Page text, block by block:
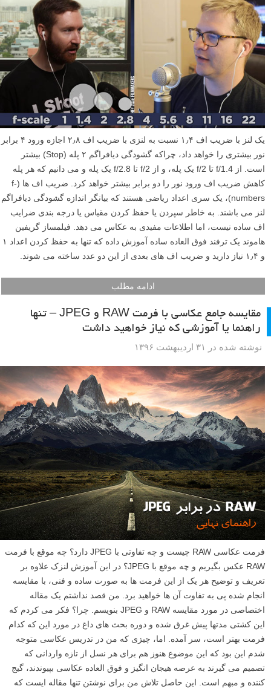
یک لنز با ضریب اف ۱٫۴ نسبت به لنزی با ضریب اف ۲٫۸ اجازه ورود ۴ برابر
نور بیشتری را خواهد داد، چراکه گشودگی دیافراگم ۲ پله (Stop) بیشتر
است. از f/1.4 تا f/2 یک پله، و از f/2 تا f/2.8 یک پله و می دانیم که هر پله
کاهش ضریب اف ورود نور را دو برابر بیشتر خواهد کرد. ضریب اف ها (f-
numbers)، یک سری اعداد ریاضی هستند که بیانگر اندازه گشودگی دیافراگم
لنز می باشند. به خاطر سپردن یا حفظ کردن مقیاس یا درجه بندی ضرایب
اف ساده نیست، اما اطلاعات مفیدی به عکاس می دهد. فیلمساز گریفین
هاموند یک ترفند فوق العاده ساده آموزش داده که تنها به حفظ کردن اعداد ۱
و ۱٫۴ نیاز دارید و ضریب اف های بعدی از این دو عدد ساخته می شوند.
ادامه مطلب
مقایسه جامع عکاسی با فرمت RAW و JPEG – تنها
راهنما یا آموزشی که نیاز خواهید داشت
نوشته شده در ۳۱ اردیبهشت ۱۳۹۶
فرمت عکاسی RAW چیست و چه تفاوتی با JPEG دارد؟ چه موقع با فرمت
RAW عکس بگیریم و چه موقع با JPEG؟ در این آموزش لنزک علاوه بر
تعریف و توضیح هر یک از این فرمت ها به صورت ساده و فنی، با مقایسه
انجام شده پی به تفاوت آن ها خواهید برد. من قصد نداشتم یک مقاله
اختصاصی در مورد مقایسه RAW و JPEG بنویسم. چرا؟ فکر می کردم که
این کشتی مدتها پیش غرق شده و دوره بحث های داغ در مورد این که کدام
فرمت بهتر است، سر آمده. اما، چیزی که من در تدریس عکاسی متوجه
شدم این بود که این موضوع هنوز هم برای هر نسل از تازه واردانی که
تصمیم می گیرند به عرصه هیجان انگیز و فوق العاده عکاسی بپیوندند، گیج
کننده و مبهم است. این حاصل تلاش من برای نوشتن تنها مقاله ایست که